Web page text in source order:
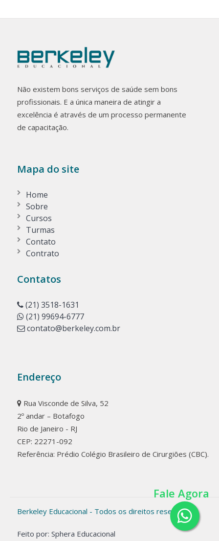
Não existem bons serviços de saúde sem bons
profissionais. E a única maneira de atingir a
excelência é através de um processo permanente
de capacitação.
Mapa do site
Home
Sobre
Cursos
Turmas
Contato
Contrato
Contatos
(21) 3518-1631
(21) 99694-6777
contato@berkeley.com.br
Endereço
Rua Visconde de Silva, 52
2º andar – Botafogo
Rio de Janeiro - RJ
CEP: 22271-092
Referência: Prédio Colégio Brasileiro de Cirurgiões (CBC).
Berkeley Educacional - Todos os direitos reservados
Feito por: Sphera Educacional
Fale Agora